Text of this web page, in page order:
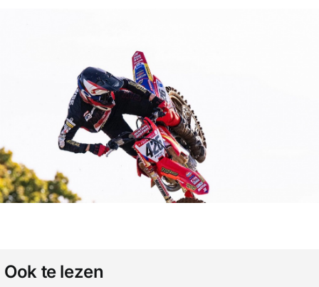
Ook te lezen